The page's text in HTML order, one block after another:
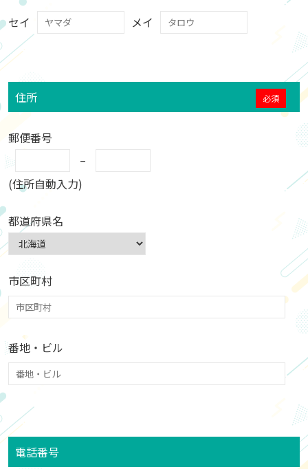
セイ メイ
住所
郵便番号
–
(住所自動入力)
都道府県名
市区町村
番地・ビル
電話番号